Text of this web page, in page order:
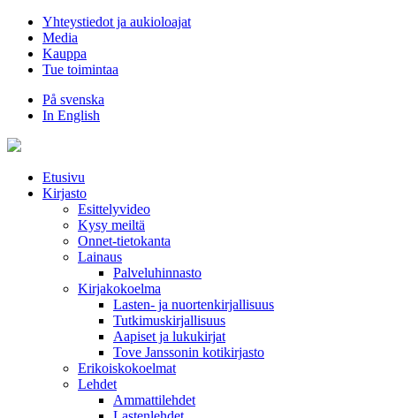
Hyppää
sisältöön
Yhteystiedot ja aukioloajat
Media
Kauppa
Tue toimintaa
På svenska
In English
Etusivu
Kirjasto
Esittelyvideo
Kysy meiltä
Onnet-tietokanta
Lainaus
Palveluhinnasto
Kirjakokoelma
Lasten- ja nuortenkirjallisuus
Tutkimuskirjallisuus
Aapiset ja lukukirjat
Tove Janssonin kotikirjasto
Erikoiskokoelmat
Lehdet
Ammattilehdet